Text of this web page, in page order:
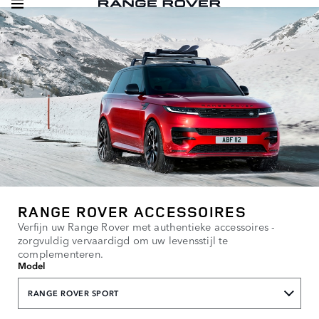
RANGE ROVER ACCESSOIRES
Verfijn uw Range Rover met authentieke accessoires -
zorgvuldig vervaardigd om uw levensstijl te
complementeren.
Model
RANGE ROVER SPORT